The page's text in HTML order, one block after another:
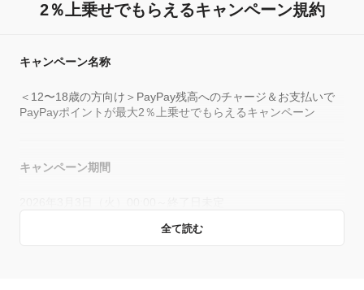
2％上乗せでもらえるキャンペーン規約
全て読む
キャンペーン名称
＜12〜18歳の方向け＞PayPay残高へのチャージ＆お支払いで
PayPayポイントが最大2％上乗せでもらえるキャンペーン
キャンペーン期間